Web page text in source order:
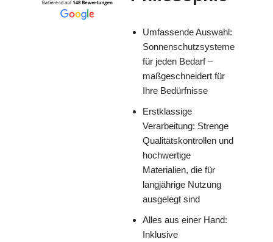
Umfassende Auswahl:
Sonnenschutzsysteme
für jeden Bedarf –
maßgeschneidert für
Ihre Bedürfnisse
Erstklassige
Verarbeitung: Strenge
Qualitätskontrollen und
hochwertige
Materialien, die für
langjährige Nutzung
ausgelegt sind
Alles aus einer Hand:
Inklusive